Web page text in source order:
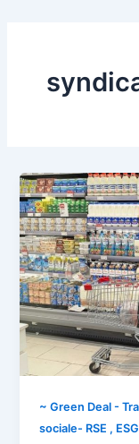
~ Green Deal -
sociale- RSE , ESG